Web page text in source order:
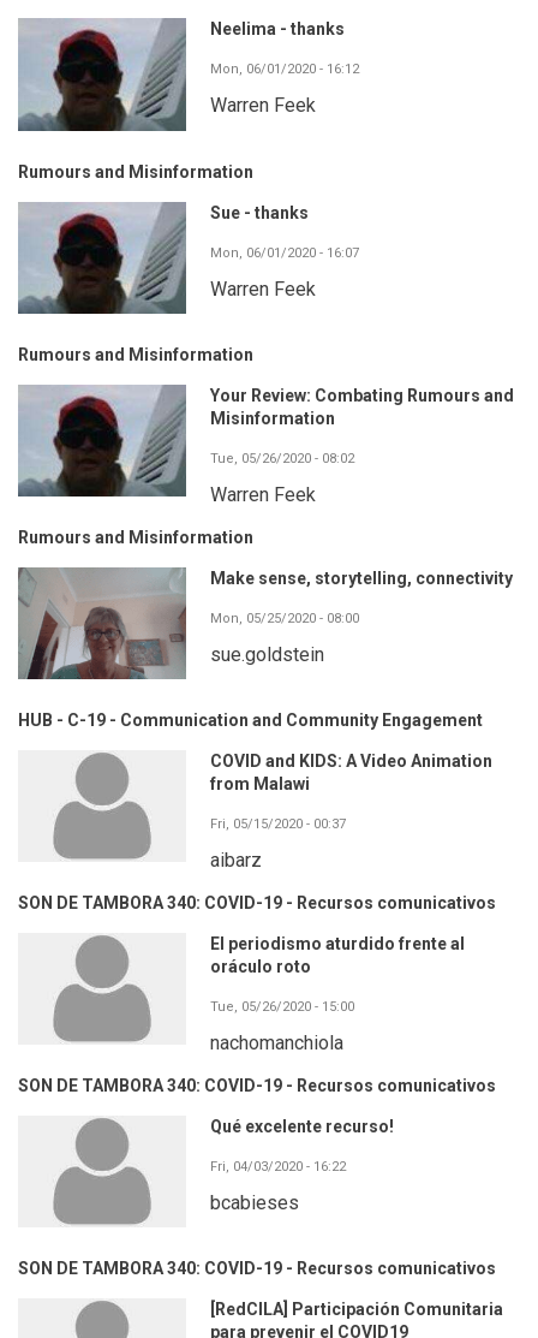
Neelima - thanks
Mon, 06/01/2020 - 16:12
Warren Feek
Rumours and Misinformation
Sue - thanks
Mon, 06/01/2020 - 16:07
Warren Feek
Rumours and Misinformation
Your Review: Combating Rumours and
Misinformation
Tue, 05/26/2020 - 08:02
Warren Feek
Rumours and Misinformation
Make sense, storytelling, connectivity
Mon, 05/25/2020 - 08:00
sue.goldstein
HUB - C-19 - Communication and Community Engagement
COVID and KIDS: A Video Animation
from Malawi
Fri, 05/15/2020 - 00:37
aibarz
SON DE TAMBORA 340: COVID-19 - Recursos comunicativos
El periodismo aturdido frente al
oráculo roto
Tue, 05/26/2020 - 15:00
nachomanchiola
SON DE TAMBORA 340: COVID-19 - Recursos comunicativos
Qué excelente recurso!
Fri, 04/03/2020 - 16:22
bcabieses
SON DE TAMBORA 340: COVID-19 - Recursos comunicativos
[RedCILA] Participación Comunitaria
para prevenir el COVID19